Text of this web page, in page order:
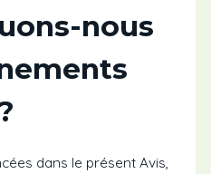
nous
dans le présent Avis,